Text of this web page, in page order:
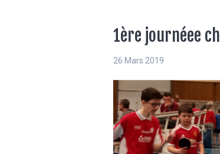
1ère journéee
26 Mars 2019